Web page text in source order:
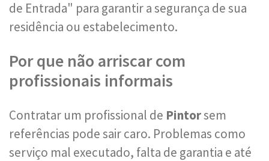
de Entrada" para garantir a segurança de sua
residência ou estabelecimento.
Por que não arriscar com
profissionais informais
Contratar um profissional de Pintorsem
referências pode sair caro. Problemas como
serviço mal executado, falta de garantia e até